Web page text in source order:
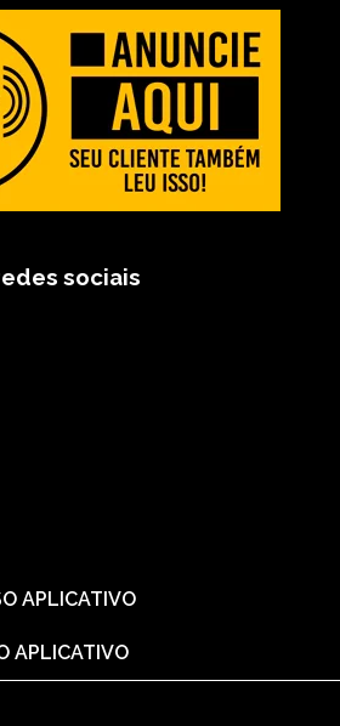
sociais
APLICATIVO
APLICATIVO